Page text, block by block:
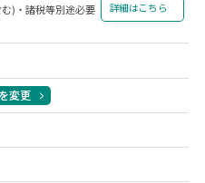
)・諸税等別途必要 詳細はこちら
変更